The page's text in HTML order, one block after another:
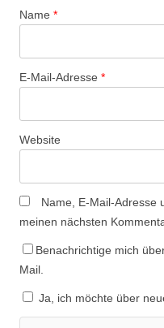
Name *
E-Mail-Adresse *
Website
Name, E-Mail-Adresse
meinen nächsten
Benachrichtige mich
Mail.
Ja, ich möchte über